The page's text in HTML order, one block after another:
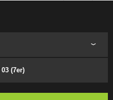
(7er)